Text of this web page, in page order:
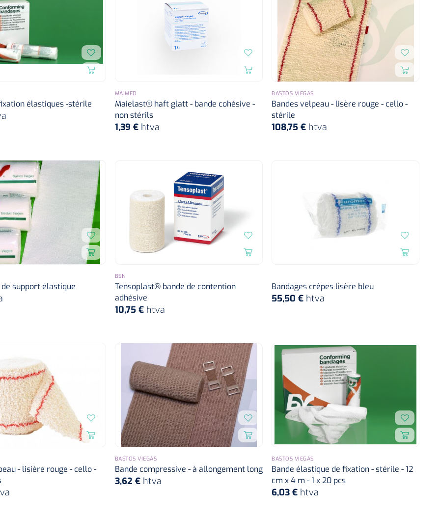
élastiques -stérile
MAIMED
Maielast® haft glatt - bande cohésive -
non stérils
1,39 € htva
BASTOS VIEGAS
Bandes velpeau - lisère rouge - cello -
stérile
108,75 € htva
support élastique
BSN
Tensoplast® bande de contention
adhésive
10,75 € htva
Bandages crêpes lisère bleu
55,50 € htva
- lisière rouge - cello -
BASTOS VIEGAS
Bande compressive - à allongement long
3,62 € htva
BASTOS VIEGAS
Bande élastique de fixation - stérile - 12
cm x 4 m - 1 x 20 pcs
6,03 € htva